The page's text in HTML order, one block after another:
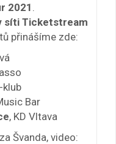
2021
síti Ticketstream
přinášíme zde:
klub
Bar
, KD Vltava
Švanda, video: